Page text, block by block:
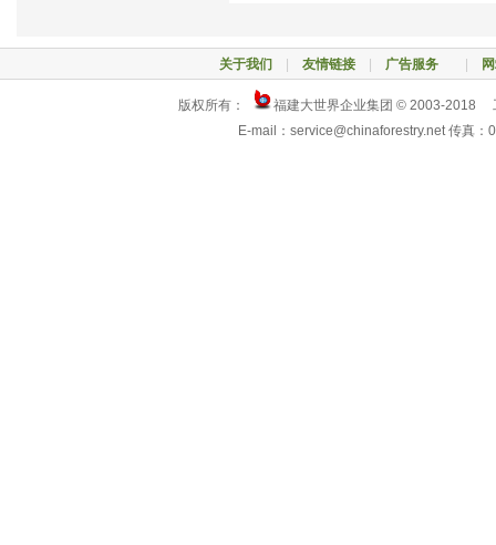
关于我们 友情链接| 广告服务
版权所有：
福建大世界企业集团 © 2003-2018
E-mail：service@chinaforestry.net 传真